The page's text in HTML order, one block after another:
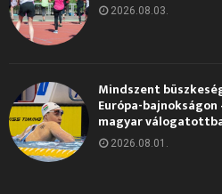
2026.08.03.
Mindszent
Európa-
magyar
2026.08.01.